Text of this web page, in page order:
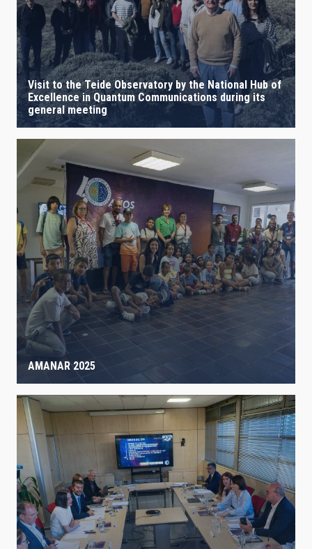
Visit to the Teide Observatory by the National Hub of
Excellence in Quantum Communications during its
general meeting
AMANAR 2025